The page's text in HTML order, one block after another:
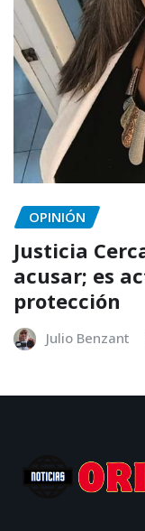
OPINIÓN
Justicia
acusar; es
protección
Julio Benzant